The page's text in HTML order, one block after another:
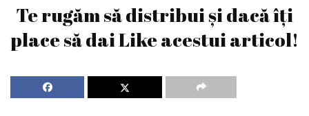
Te rugăm să distribui și dacă îți
place să dai Like acestui articol!